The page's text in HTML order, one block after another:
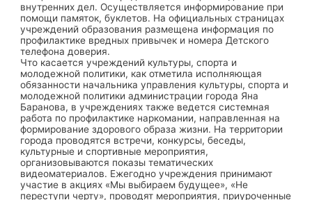
внутренних дел. Осуществляется информирование при
помощи памяток, буклетов. На официальных страницах
учреждений образования размещена информация по
профилактике вредных привычек и номера Детского
телефона доверия.
Что касается учреждений культуры, спорта и
молодежной политики, как отметила исполняющая
обязанности начальника управления культуры, спорта и
молодежной политики администрации города Яна
Баранова, в учреждениях также ведется системная
работа по профилактике наркомании, направленная на
формирование здорового образа жизни. На территории
города проводятся встречи, конкурсы, беседы,
культурные и спортивные мероприятия,
организовываются показы тематических
видеоматериалов. Ежегодно учреждения принимают
участие в акциях «Мы выбираем будущее», «Не
переступи черту», проводят мероприятия, приуроченные